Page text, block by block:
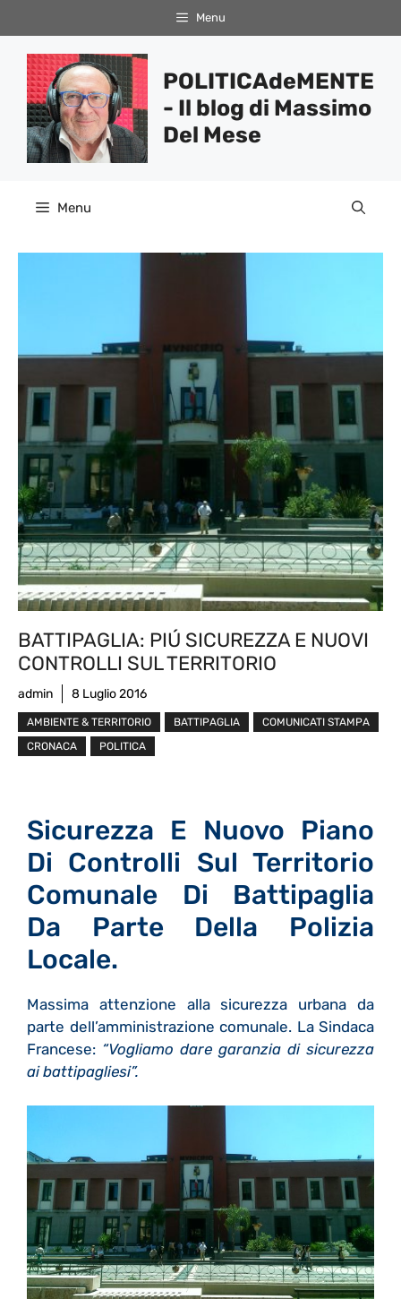
al
contenuto
Menu
POLITICAdeMENTE
- Il blog di Massimo
Del Mese
Menu
BATTIPAGLIA: PIÚ SICUREZZA E NUOVI
CONTROLLI SUL TERRITORIO
admin 8 Luglio 2016
AMBIENTE & TERRITORIO BATTIPAGLIA
COMUNICATI STAMPA
CRONACA
POLITICA
Sicurezza E Nuovo Piano
Di Controlli Sul Territorio
Comunale Di Battipaglia
Da Parte Della Polizia
Locale.
Massima attenzione alla sicurezza urbana da
parte dell’amministrazione comunale. La Sindaca
Francese: “Vogliamo dare garanzia di sicurezza
ai battipagliesi”.